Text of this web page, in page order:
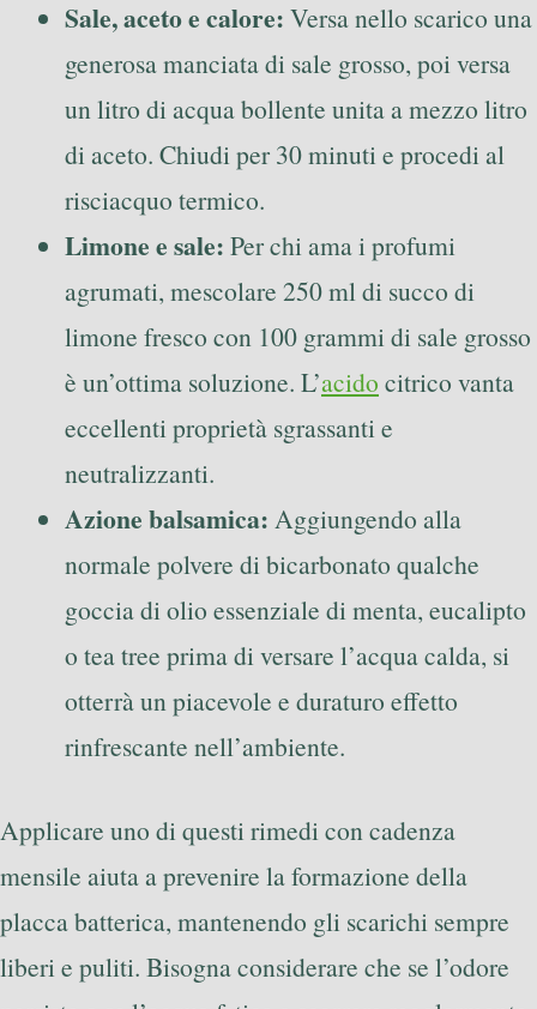
Sale, aceto e calore: Versa nello scarico una
generosa manciata di sale grosso, poi versa
un litro di acqua bollente unita a mezzo litro
di aceto. Chiudi per 30 minuti e procedi al
risciacquo termico.
Limone e sale: Per chi ama i profumi
agrumati, mescolare 250 ml di succo di
limone fresco con 100 grammi di sale grosso
è un’ottima soluzione. L’acido citrico vanta
eccellenti proprietà sgrassanti e
neutralizzanti.
Azione balsamica: Aggiungendo alla
normale polvere di bicarbonato qualche
goccia di olio essenziale di menta, eucalipto
o tea tree prima di versare l’acqua calda, si
otterrà un piacevole e duraturo effetto
rinfrescante nell’ambiente.
Applicare uno di questi rimedi con cadenza
mensile aiuta a prevenire la formazione della
placca batterica, mantenendo gli scarichi sempre
liberi e puliti. Bisogna considerare che se l’odore